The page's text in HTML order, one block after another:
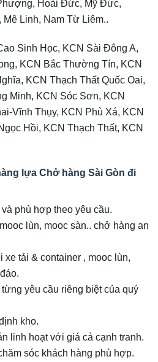
Hoài Đức, Mỹ Đức,
Linh, Nam Từ Liêm..
Sinh Học, KCN Sài Đông A,
KCN Bắc Thường Tín, KCN
KCN Thạch Thất Quốc Oai,
Minh, KCN Sóc Sơn, KCN
Vĩnh Thụy, KCN Phù Xá, KCN
Hồi, KCN Thạch Thất, KCN
lựa Chở hàng Sài Gòn đi
phù hợp theo yêu cầu.
lùn, mooc sàn.. chở hàng an
xe tải & container , mooc lùn,
yêu cầu riêng biệt của quý
kho.
linh hoạt với giá cả cạnh tranh.
sóc khách hàng phù hợp.